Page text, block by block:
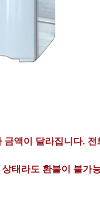
금액이 달라집니다.
태라도 환불이 불가